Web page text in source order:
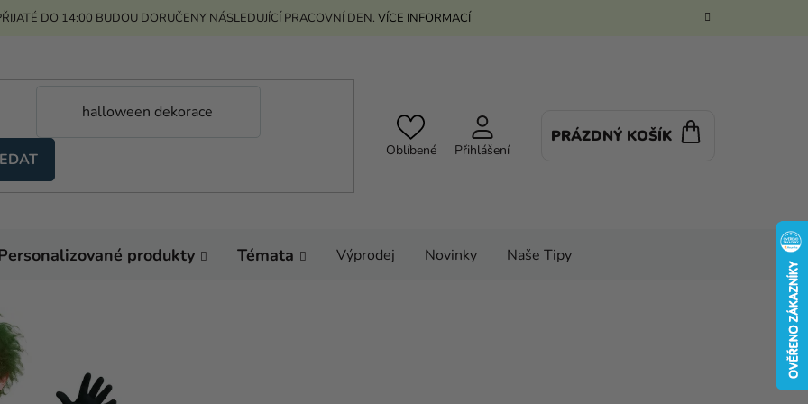
DO 14:00 BUDOU DORUČENY NÁSLEDUJÍCÍ PRACOVNÍ DEN. VÍCE INFORMACÍ
Oblíbené Přihlášení
PRÁZDNÝ KOŠÍK
produkty Témata Výprodej Novinky Naše Tipy